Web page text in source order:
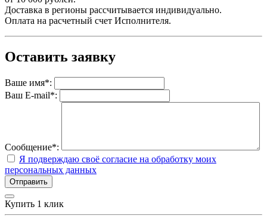
Доставка в регионы рассчитывается индивидуально.
Оплата на расчетный счет Исполнителя.
Оставить заявку
Ваше имя*:
Ваш E-mail*:
Сообщение*:
Я подверждаю своё согласие на обработку моих
персональных данных
Купить 1 клик